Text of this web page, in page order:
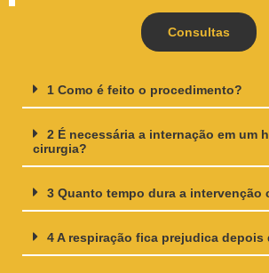
Consultas
1 Como é feito o procedimento?
2 É necessária a internação em um
cirurgia?
3 Quanto tempo dura a intervenção
4 A respiração fica prejudica depois